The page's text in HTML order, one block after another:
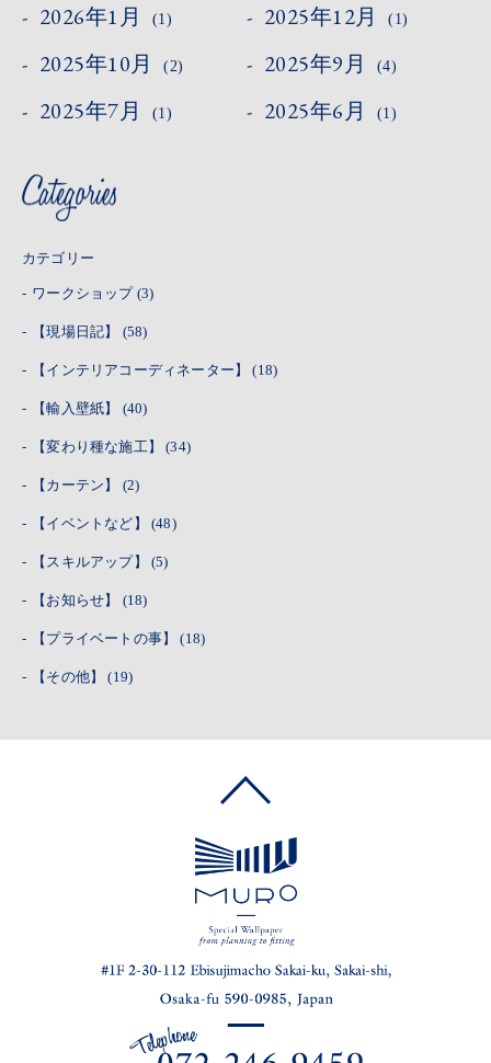
2026年1月 (1) 2025年12月 (1)
2025年10月 (2) 2025年9月 (4)
2025年7月 (1) 2025年6月 (1)
カテゴリー
ワークショップ (3)
【現場日記】 (58)
【インテリアコーディネーター】(18)
【輸入壁紙】 (40)
【変わり種な施工】(34)
【カーテン】 (2)
【イベントなど】(48)
【スキルアップ】(5)
【お知らせ】 (18)
【プライベートの事】(18)
【その他】(19)